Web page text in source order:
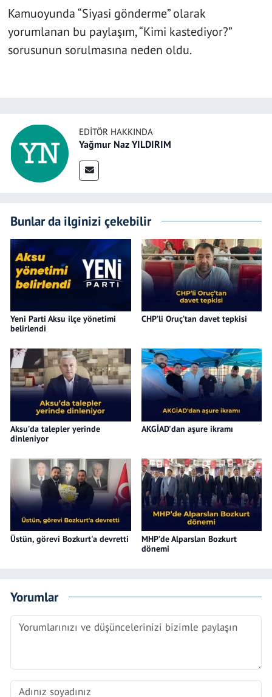
Kamuoyunda “Siyasi gönderme” olarak
yorumlanan bu paylaşım, “Kimi kastediyor?”
sorusunun sorulmasına neden oldu.
EDITÖR HAKKINDA
Yağmur Naz YILDIRIM
Bunlar da ilginizi çekebilir
Yeni Parti Aksu ilçe yönetimi
belirlendi
CHP’li Oruç’tan davet tepkisi
Aksu’da talepler yerinde
dinleniyor
AKGİAD'dan aşure ikramı
Üstün, görevi Bozkurt'a devretti
MHP’de Alparslan Bozkurt
dönemi
Yorumlar